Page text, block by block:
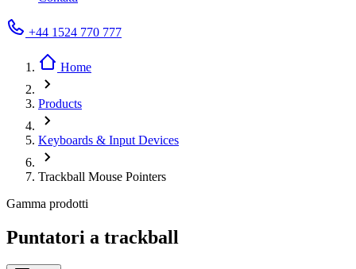
+44 1524 770 777
Home
Products
Keyboards & Input Devices
Trackball Mouse Pointers
Gamma prodotti
Puntatori a trackball